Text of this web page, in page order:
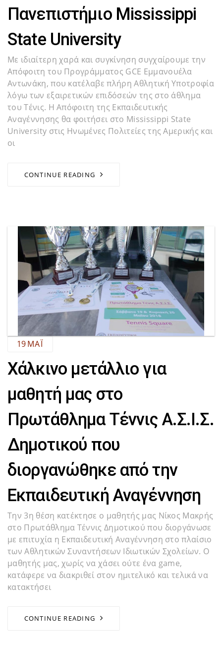
Πανεπιστήμιο Mississippi
State University
Με ιδιαίτερη χαρά και συγκίνηση συγχαίρουμε την
Απόφοιτη του Προγράμματος GCE Εμμανουέλα
Αντωνάκη, που κατέλαβε πλήρη Αθλητική Υποτροφία
λόγω των εξαιρετικών επιδόσεών της στο άθλημα
του Τένις. Η Απόφοιτη της Εκπαιδευτικής
Αναγέννησης θα φοιτήσει στο Mississippi State
University στις Ηνωμένες Πολιτείες της Αμερικής και
οι
CONTINUE READING
19ΜΆΙ
Χάλκινο μετάλλιο για
μαθητή μας στο
Πρωτάθλημα Τέννις Α.Σ.Ι.Σ.
Δημοτικού που
διοργανώθηκε από την
Εκπαιδευτική Αναγέννηση
Την 3η θέση κατέκτησε ο μαθητής μας Νίκος Μακρής
στο Πρωτάθλημα Τέννις Δημοτικού που διοργάνωσε
με επιτυχία η Εκπαιδευτική Αναγέννηση στο πλαίσιο
των Αθλητικών Συναντήσεων Ιδιωτικών Σχολείων. Ο
μαθητής μας, χωρίς να χάσει ούτε ένα game,
κατάφερε να διακριθεί στον ημιτελικό και τελικά να
κατακτήσει
CONTINUE READING